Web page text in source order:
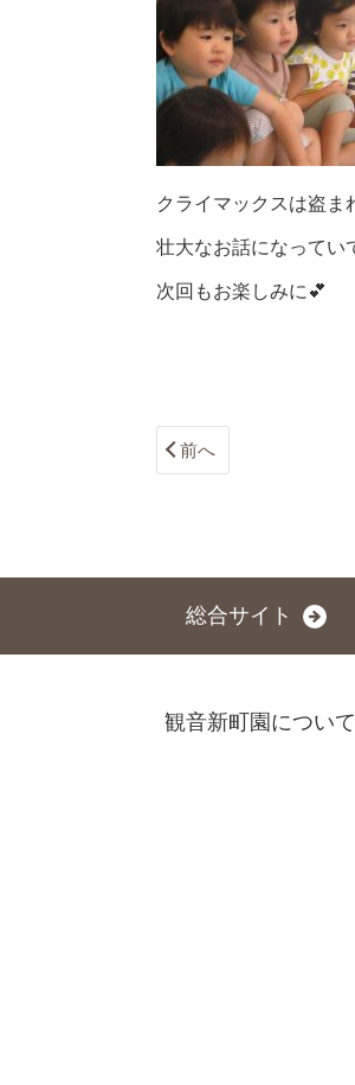
クライマックスは盗ま
壮大なお話になってい
次回もお楽しみに💕
前へ
総合サイト
観音新町園について